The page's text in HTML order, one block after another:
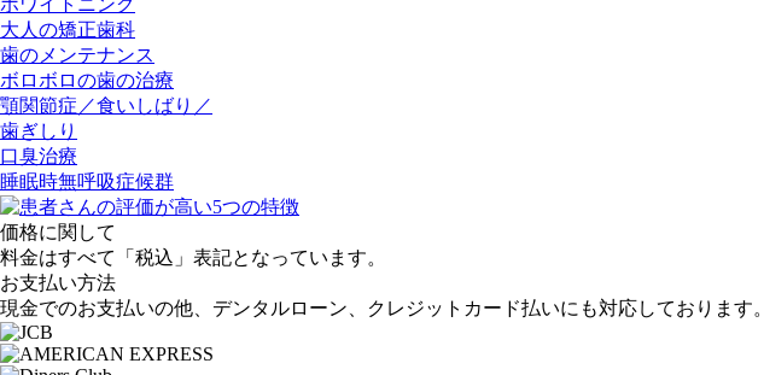
ホワイトニング
大人の矯正歯科
歯のメンテナンス
ボロボロの歯の治療
顎関節症／食いしばり／
歯ぎしり
口臭治療
睡眠時無呼吸症候群
価格に関して
料金はすべて「 税込 」表記となっています。
お支払い方法
現金でのお支払いの他、デンタルローン、クレジットカード払いにも対応しております。